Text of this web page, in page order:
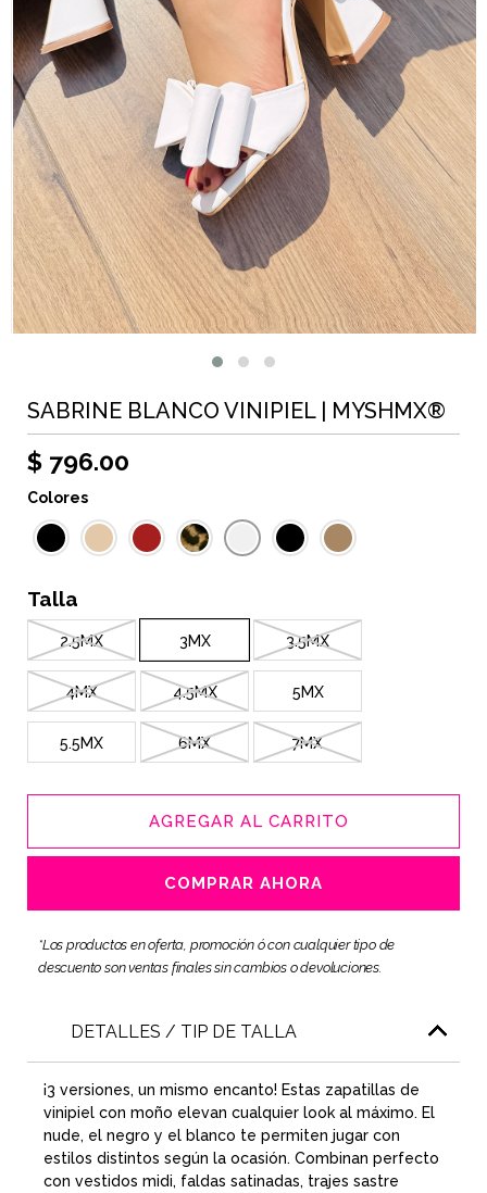
SABRINE BLANCO VINIPIEL | MYSHMX®
$ 796.00
Colores
Talla
2.5MX 3MX 3.5MX
4MX 4.5MX 5MX
5.5MX 6MX 7MX
AGREGAR AL CARRITO
COMPRAR AHORA
*Los productos en oferta, promoción ó con cualquier tipo de
descuento son ventas finales sin cambios o devoluciones.
DETALLES / TIP DE TALLA
¡3 versiones, un mismo encanto! Estas zapatillas de
vinipiel con moño elevan cualquier look al máximo. El
nude, el negro y el blanco te permiten jugar con
estilos distintos según la ocasión. Combinan perfecto
con vestidos midi, faldas satinadas, trajes sastre